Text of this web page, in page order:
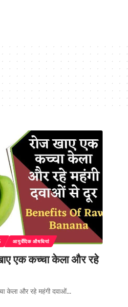
आयुर्वेदिक औषधियां
एक कच्चा केला और रहे
केला और रहे महंगी दवाओं…